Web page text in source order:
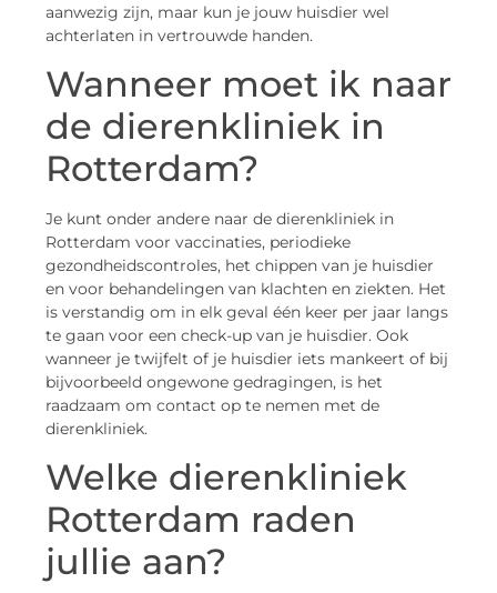
aanwezig zijn, maar kun je jouw huisdier wel
achterlaten in vertrouwde handen.
Wanneer moet ik naar
de dierenkliniek in
Rotterdam?
Je kunt onder andere naar de dierenkliniek in
Rotterdam voor vaccinaties, periodieke
gezondheidscontroles, het chippen van je huisdier
en voor behandelingen van klachten en ziekten. Het
is verstandig om in elk geval één keer per jaar langs
te gaan voor een check-up van je huisdier. Ook
wanneer je twijfelt of je huisdier iets mankeert of bij
bijvoorbeeld ongewone gedragingen, is het
raadzaam om contact op te nemen met de
dierenkliniek.
Welke dierenkliniek
Rotterdam raden
jullie aan?